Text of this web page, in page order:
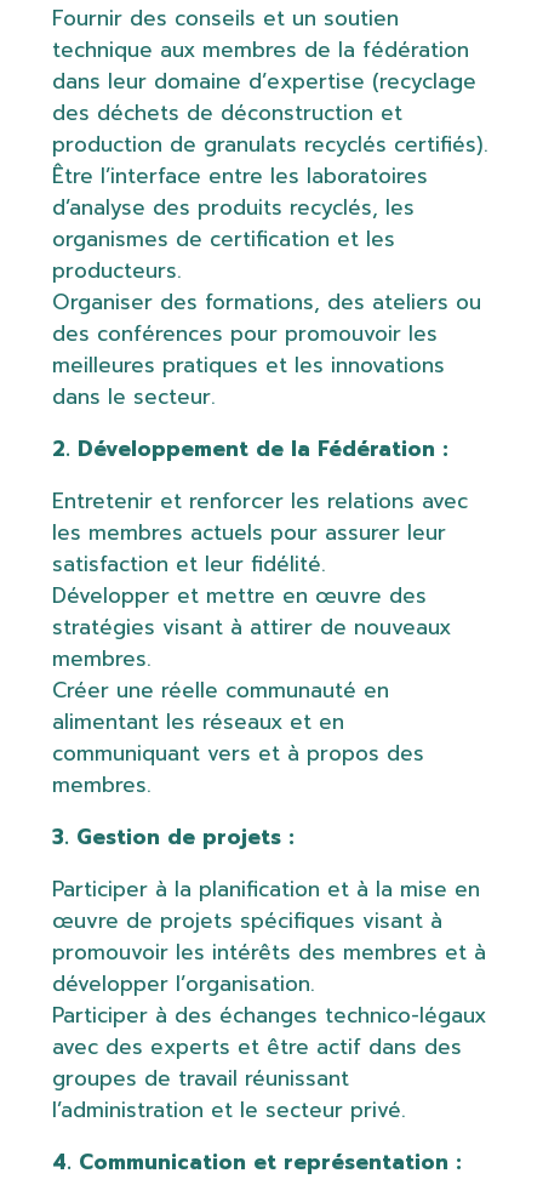
Fournir des conseils et un soutien
technique aux membres de la fédération
dans leur domaine d’expertise (recyclage
des déchets de déconstruction et
production de granulats recyclés certifiés).
Être l’interface entre les laboratoires
d’analyse des produits recyclés, les
organismes de certification et les
producteurs.
Organiser des formations, des ateliers ou
des conférences pour promouvoir les
meilleures pratiques et les innovations
dans le secteur.
2. Développement de la Fédération :
Entretenir et renforcer les relations avec
les membres actuels pour assurer leur
satisfaction et leur fidélité.
Développer et mettre en œuvre des
stratégies visant à attirer de nouveaux
membres.
Créer une réelle communauté en
alimentant les réseaux et en
communiquant vers et à propos des
membres.
3. Gestion de projets :
Participer à la planification et à la mise en
œuvre de projets spécifiques visant à
promouvoir les intérêts des membres et à
développer l’organisation.
Participer à des échanges technico-légaux
avec des experts et être actif dans des
groupes de travail réunissant
l’administration et le secteur privé.
4. Communication et représentation :